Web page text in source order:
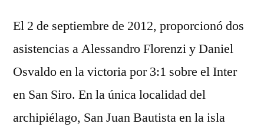
El 2 de septiembre de 2012, proporcionó dos
asistencias a Alessandro Florenzi y Daniel
Osvaldo en la victoria por 3:1 sobre el Inter
en San Siro. En la única localidad del
archipiélago, San Juan Bautista en la isla